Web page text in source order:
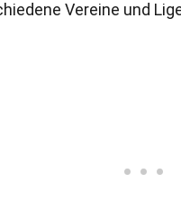
Vereine und